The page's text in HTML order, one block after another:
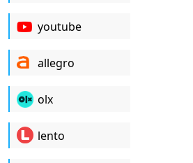
youtube
allegro
olx
lento